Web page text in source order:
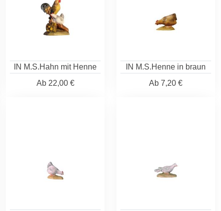
IN M.S.Hahn mit Henne
Ab22,00 €
IN M.S.Henne in braun
Ab 7,20 €